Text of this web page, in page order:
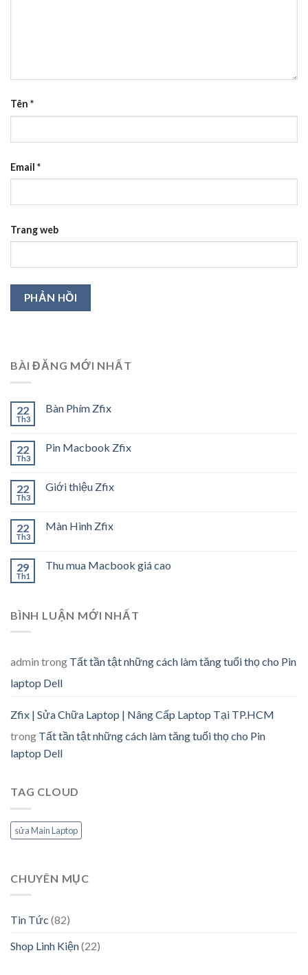
Tên *
Email *
Trang web
BÀI ĐĂNG MỚI NHẤT
22
Th3
Bàn Phím Zfix
22
Th3
Pin Macbook Zfix
22
Th3
Giới thiệu Zfix
22
Th3
Màn Hình Zfix
29
Th1
Thu mua Macbook giá cao
BÌNH LUẬN MỚI NHẤT
admin trong Tất tần tật những cách làm tăng tuổi thọ cho Pin
laptop Dell
Zfix | Sửa Chữa Laptop | Nâng Cấp Laptop Tại TP.HCM
trong Tất tần tật những cách làm tăng tuổi thọ cho Pin
laptop Dell
TAG CLOUD
sửa Main Laptop
CHUYÊN MỤC
Tin Tức (82)
Shop Linh Kiện(22)